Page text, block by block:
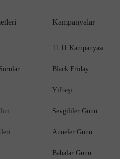
Kampanyalar
11.11 Kampanyası
Black Friday
Yılbaşı
Sevgililer Günü
Anneler Günü
Babalar Günü